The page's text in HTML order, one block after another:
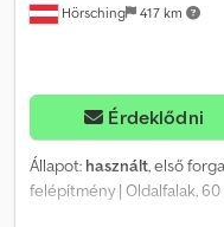
Hörsching 417 km
Érdeklődni
Állapot: használt, első
felépítmény | Oldalfalak,
beviteli hibák és az